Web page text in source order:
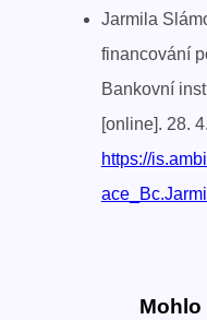
Jarmila
financování
Bankovní
[online]. 28.
https://
Mohlo